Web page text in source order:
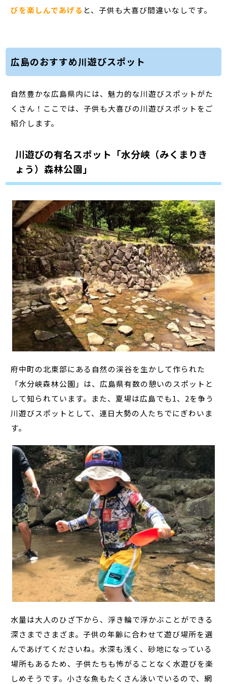
びを楽しんであげる と、子供も大喜び間違いなしです。
広島のおすすめ川遊びスポット
自然豊かな広島県内には、魅力的な川遊びスポットがた
くさん！ここでは、子供も大喜びの川遊びスポットをご
紹介します。
川遊びの有名スポット「水分峡（みくまりき
ょう）森林公園」
府中町の北東部にある自然の渓谷を生かして作られた
「水分峡森林公園」は、広島県有数の憩いのスポットと
して知られています。また、夏場は広島でも1、2を争う
川遊びスポットとして、連日大勢の人たちでにぎわいま
す。
水量は大人のひざ下から、浮き輪で浮かぶことができる
深さまでさまざま。子供の年齢に合わせて遊び場所を選
んであげてくださいね。水深も浅く、砂地になっている
場所もあるため、子供たちも怖がることなく水遊びを楽
しめそうです。小さな魚もたくさん泳いでいるので、網